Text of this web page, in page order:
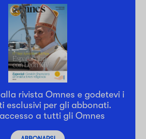
rivista Omnes e godetevi i
esclusivi per gli abbonati.
a tutti gli Omnes